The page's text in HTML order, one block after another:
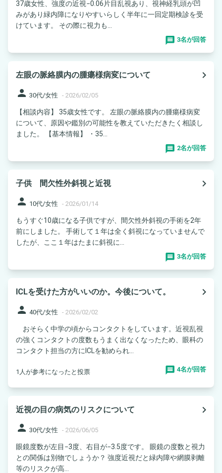
37歳女性、強度の近視−0.06片目乱視あり、視神経乳頭が凹
みがあり緑内障になりやすいらしく半年に一回定期検診を受
けています。 その際に視力も...
3名が回答
左眼の脈絡膜内の腫瘍様病変について
navigate_next
person 30代/女性 - 2026/02/05
【相談内容】 35歳女性です。 左眼の脈絡膜内の腫瘍様病変
について、原因や鑑別の可能性を教えていただきたく相談し
ました。 【基本情報】 ・35...
2名が回答
子供 間欠性外斜視と近視
navigate_next
person 10代/女性 - 2026/01/14
もうすぐ10歳になる子供ですが、間欠性外斜視の手術を2年
前にしました。 手術して１年は全く斜視になっていませんで
したが、ここ１年はたまに斜視に...
3名が回答
ICLを受けた方がいいのか。今後について。
navigate_next
person 40代/女性 - 2026/02/02
おそらく中学の頃からコンタクトをしています。近視乱視
の強くコンタクトの度数もうまく出なくなったため、眼科の
コンタクト担当の方にICLを勧められ...
1人が参考になったと投票 4名が回答
近視の目の病気のリスクについて
navigate_next
person 30代/女性 - 2026/06/05
眼鏡度数が左目−3度、右目が−3.5度です。 眼鏡の度数と視力
との関係は別物でしょうか？ 強度近視だと緑内障や網膜剥離
等のリスクが高...